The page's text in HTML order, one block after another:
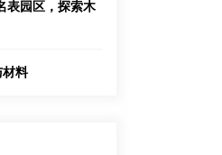
表园区，探索木
材料